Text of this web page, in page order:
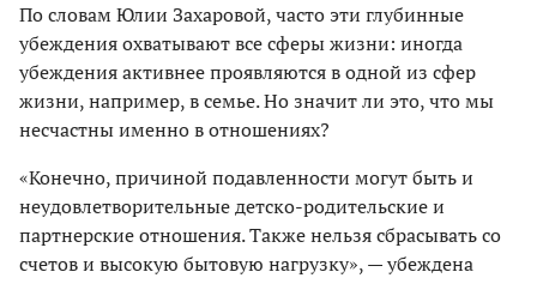
По словам Юлии Захаровой, часто эти глубинные
убеждения охватывают все сферы жизни: иногда
убеждения активнее проявляются в одной из сфер
жизни, например, в семье. Но значит ли это, что мы
несчастны именно в отношениях?
«Конечно, причиной подавленности могут быть и
неудовлетворительные детско-родительские и
партнерские отношения. Также нельзя сбрасывать со
счетов и высокую бытовую нагрузку», — убеждена